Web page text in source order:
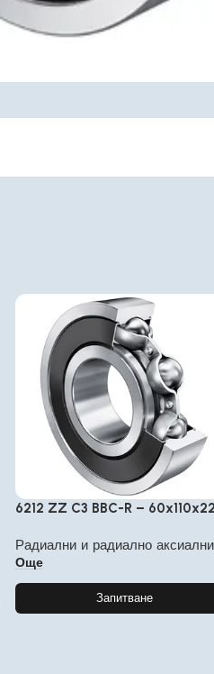
6212 ZZ C3 BBC-R – 60x110x22
Радиални и радиално аксиални
Още
Запитване